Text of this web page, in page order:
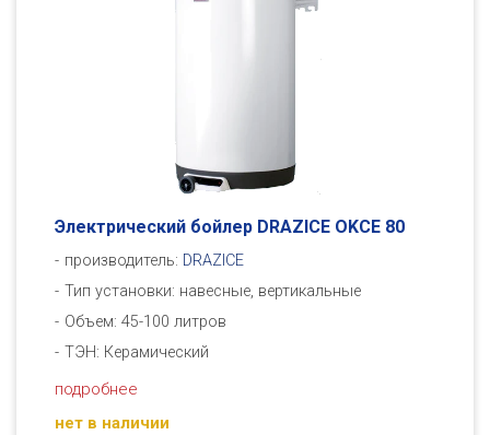
Электрический бойлер DRAZICE OKСE 80
производитель: DRAZICE
Тип установки: навесные, вертикальные
Объем: 45-100 литров
ТЭН: Керамический
подробнее
нет в наличии